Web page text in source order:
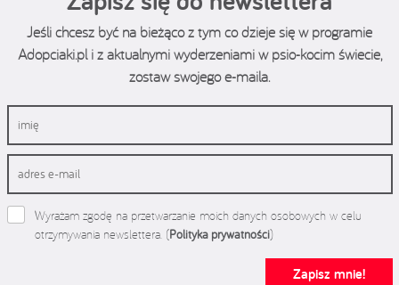
Jeśli chcesz być na bieżąco z tym co dzieje się w programie
Adopciaki.pl i z aktualnymi wyderzeniami w psio-kocim świecie,
zostaw swojego e-maila.
Wyrażam zgodę na przetwarzanie moich danych osobowych w celu
otrzymywania newslettera. (Polityka prywatności)
Zapisz mnie!